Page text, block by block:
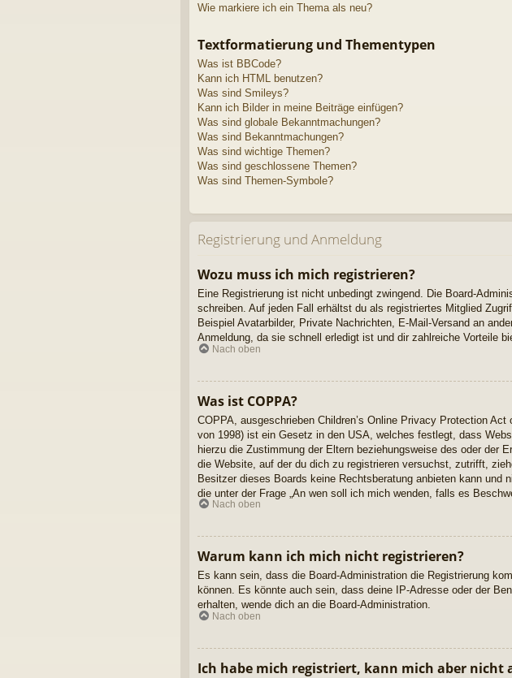
Wie markiere ich ein Thema als neu?
Textformatierung und Thementypen
Was ist BBCode?
Kann ich HTML benutzen?
Was sind Smileys?
Kann ich Bilder in meine Beiträge einfügen?
Was sind globale Bekanntmachungen?
Was sind Bekanntmachungen?
Was sind wichtige Themen?
Was sind geschlossene Themen?
Was sind Themen-Symbole?
Registrierung und Anmeldung
Wozu muss ich mich registrieren?
Eine Registrierung ist nicht unbedingt zwingend. Die Board-
schreiben. Auf jeden Fall erhältst du als registriertes Mitglied
Beispiel Avatarbilder, Private Nachrichten, E-Mail-Versand an
Anmeldung, da sie schnell erledigt ist und dir zahlreiche Vorteile
Nach oben
Was ist COPPA?
COPPA, ausgeschrieben Children’s Online Privacy Protection
von 1998) ist ein Gesetz in den USA, welches festlegt, dass
hierzu die Zustimmung der Eltern beziehungsweise des oder der
die Website, auf der du dich zu registrieren versuchst, zutrifft,
Besitzer dieses Boards keine Rechtsberatung anbieten kann und
die unter der Frage „An wen soll ich mich wenden, falls es
Nach oben
Warum kann ich mich nicht registrieren?
Es kann sein, dass die Board-Administration die Registrierung
können. Es könnte auch sein, dass deine IP-Adresse oder der
erhalten, wende dich an die Board-Administration.
Nach oben
Ich habe mich registriert, kann mich aber nicht